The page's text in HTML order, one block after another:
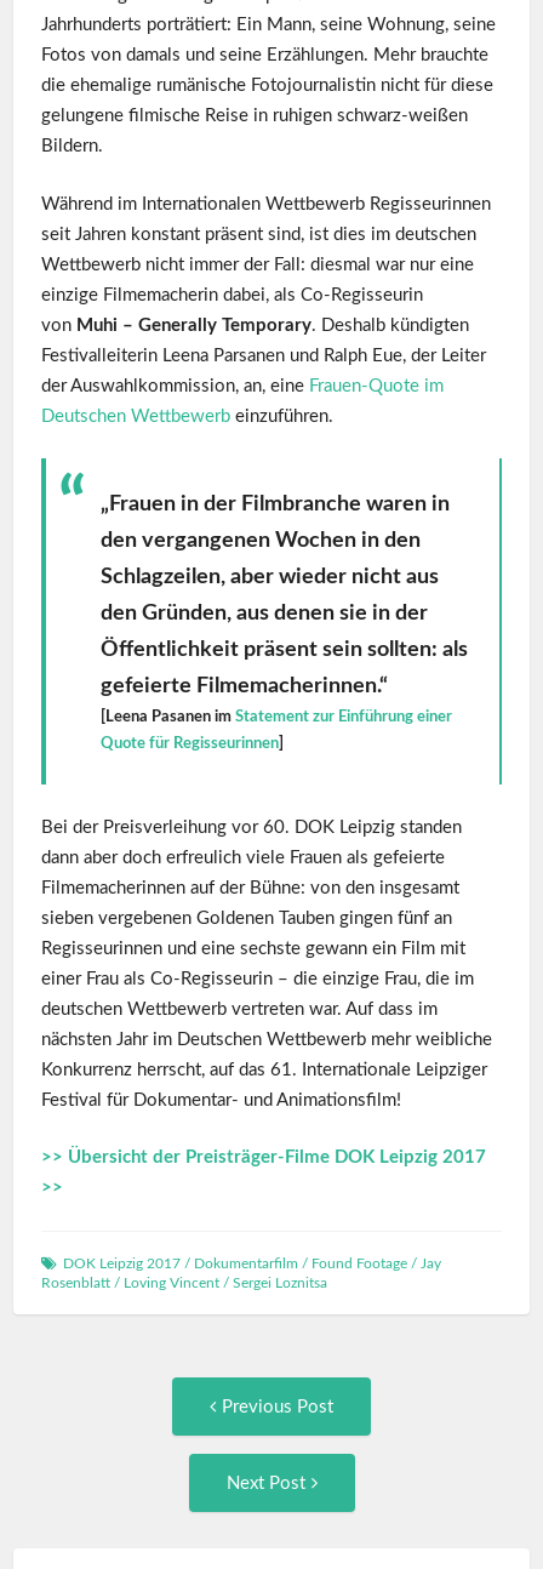
Jahrhunderts porträtiert: Ein Mann, seine Wohnung, seine
Fotos von damals und seine Erzählungen. Mehr brauchte
die ehemalige rumänische Fotojournalistin nicht für diese
gelungene filmische Reise in ruhigen schwarz-weißen
Bildern.
Während im Internationalen Wettbewerb Regisseurinnen
seit Jahren konstant präsent sind, ist dies im deutschen
Wettbewerb nicht immer der Fall: diesmal war nur eine
einzige Filmemacherin dabei, als Co-Regisseurin
von Muhi – Generally Temporary. Deshalb kündigten
Festivalleiterin Leena Parsanen und Ralph Eue, der Leiter
der Auswahlkommission, an, eine Frauen-Quote im
Deutschen Wettbewerbeinzuführen.
„Frauen in der Filmbranche waren in
den vergangenen Wochen in den
Schlagzeilen, aber wieder nicht aus
den Gründen, aus denen sie in der
Öffentlichkeit präsent sein sollten: als
gefeierte Filmemacherinnen.“
[Leena Pasanen im Statement zur Einführung einer
Quote für Regisseurinnen]
Bei der Preisverleihung vor 60. DOK Leipzig standen
dann aber doch erfreulich viele Frauen als gefeierte
Filmemacherinnen auf der Bühne: von den insgesamt
sieben vergebenen Goldenen Tauben gingen fünf an
Regisseurinnen und eine sechste gewann ein Film mit
einer Frau als Co-Regisseurin – die einzige Frau, die im
deutschen Wettbewerb vertreten war. Auf dass im
nächsten Jahr im Deutschen Wettbewerb mehr weibliche
Konkurrenz herrscht, auf das 61. Internationale Leipziger
Festival für Dokumentar- und Animationsfilm!
>> Übersicht der Preisträger-Filme DOK Leipzig 2017
>>
DOK Leipzig 2017/ Dokumentarfilm / Found Footage/ Jay
Rosenblatt/ Loving Vincent/ Sergei Loznitsa
navigation
Previous Post
Next Post